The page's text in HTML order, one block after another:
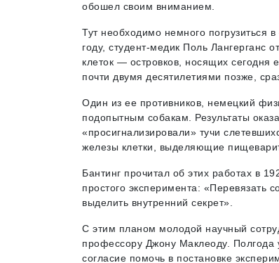
обошел своим вниманием.
Тут необходимо немного погрузиться
году, студент-медик Поль Лангерганс
клеток — островков, носящих сегодня
почти двумя десятилетиями позже,
Один из ее противников, немецкий
подопытным собакам. Результаты
«просигнализировали» тучи
железы клетки, выделяющие
Бантинг прочитал об этих работах в
простого эксперимента: «Перевязать
выделить внутренний секрет».
С этим планом молодой научный
профессору Джону Маклеоду. Полгода
согласие помочь в постановке